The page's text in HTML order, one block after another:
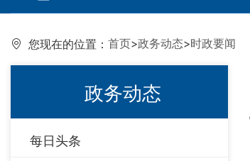
您现在的位置： 首页>政务动态>时政要闻
政务动态
每日头条